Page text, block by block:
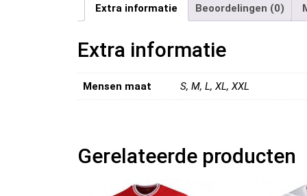
Extra informatie Beoordelingen (0)
Extra informatie
Mensen maat S, M, L, XL, XXL
Gerelateerde producten